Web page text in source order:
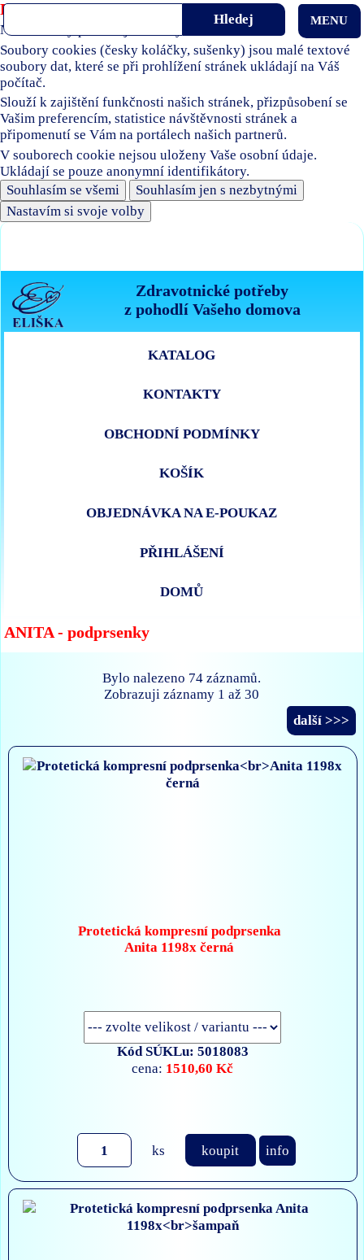
Používáme soubory cookies
Naše stránky používají soubory cookies.
Soubory cookies (česky koláčky, sušenky) jsou malé textové
soubory dat, které se při prohlížení stránek ukládají na Váš
počítač.
Slouží k zajištění funkčnosti našich stránek, přizpůsobení se
Vašim preferencím, statistice návštěvnosti stránek a
připomenutí se Vám na portálech našich partnerů.
V souborech cookie nejsou uloženy Vaše osobní údaje.
Ukládají se pouze anonymní identifikátory.
Souhlasím se všemi
Souhlasím jen s nezbytnými
Nastavím si svoje volby
Zdravotnické potřeby
z pohodlí Vašeho domova
MENU
KATALOG
KONTAKTY
OBCHODNÍ PODMÍNKY
KOŠÍK
OBJEDNÁVKA NA E-POUKAZ
PŘIHLÁŠENÍ
DOMŮ
ANITA - podprsenky
Bylo nalezeno 74 záznamů.
Zobrazuji záznamy 1 až 30
další >>>
Protetická kompresní podprsenka
Anita 1198x černá
Kód SÚKLu: 5018083
cena: 1510,60 Kč
ks koupit info